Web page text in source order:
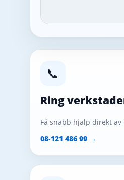
📞
Ring
Få snabb hjälp direkt av
08‑121 486 99 →